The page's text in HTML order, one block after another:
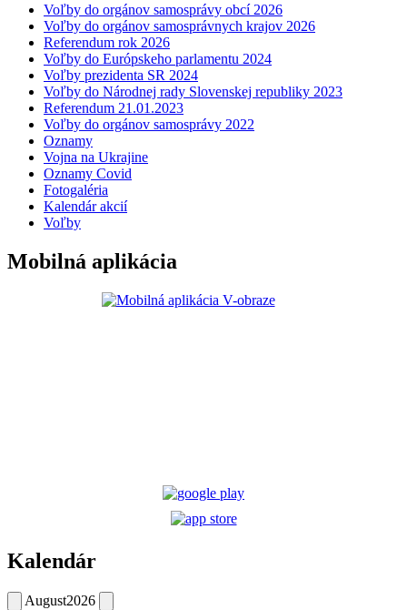
Voľby do orgánov samosprávy obcí 2026
Voľby do orgánov samosprávnych krajov 2026
Referendum rok 2026
Voľby do Európskeho parlamentu 2024
Voľby prezidenta SR 2024
Voľby do Národnej rady Slovenskej republiky 2023
Referendum 21.01.2023
Voľby do orgánov samosprávy 2022
Oznamy
Vojna na Ukrajine
Oznamy Covid
Fotogaléria
Kalendár akcií
Voľby
Mobilná aplikácia
Kalendár
August2026